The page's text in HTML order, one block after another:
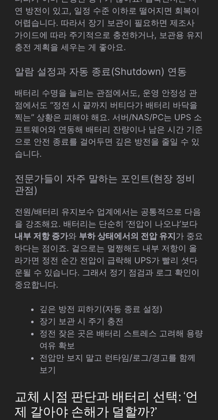
연 방전이 있고, 일정 수준 이하로 떨어지면 회복이
어렵습니다. 따라서 장기 보관이 필요하면 제조사
가이드에 따라 주기적으로 충전하거나, 보관용 유지
충전 계획을 세우는 게 좋아요.
알람 설정과 자동 종료(Shutdown) 연동
배터리 수명을 늘리는 관점에서도, 운영 안정성 관
점에서도 “정전 시 끝까지 버티다가 배터리 바닥을
찍는” 상황은 피해야 해요. 서버/NAS/PC는 UPS 소
프트웨어와 연동해 배터리 잔량이나 남은 시간 기준
으로 안전 종료를 걸어두면 깊은 방전을 줄일 수 있
습니다.
전문가들이 자주 말하는 포인트(현장 정비
관점)
전원/배터리 유지보수 업계에서는 공통적으로 다음
을 강조해요. 배터리는 단순히 ‘전압이 나오냐’보다
내부 저항 증가와 부하 상태에서의 전압 유지가 중요
하다는 점이죠. 겉으로는 멀쩡해도 내부 저항이 올
라가면 정전 순간 전압이 급락해 UPS가 빨리 셧다
운될 수 있습니다. 그래서 정기 점검과 로그 확인이
중요합니다.
깊은 방전 피하기(자동 종료 설정)
장기 보관 시 주기 충전
정전 잦은 곳은 배터리 스트레스 고려해 용량
여유 확보
전압만 보지 말고 런타임/로그/경고를 함께
보기
교체 시점 판단과 배터리 선택: ‘언
제 갈아야 손해가 덜할까?’